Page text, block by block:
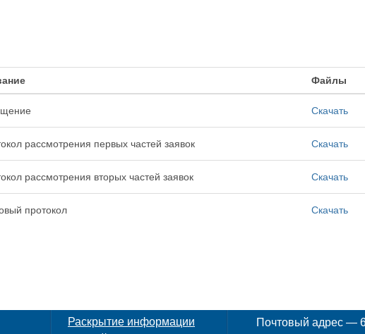
Файлы
Скачать
рассмотрения первых частей заявок Скачать
рассмотрения вторых частей заявок Скачать
протокол Скачать
Раскрытие информации
Почтовый адрес —